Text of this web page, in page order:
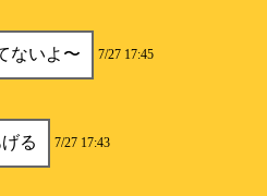
ないよ〜 7/27 17:45
る 7/27 17:43